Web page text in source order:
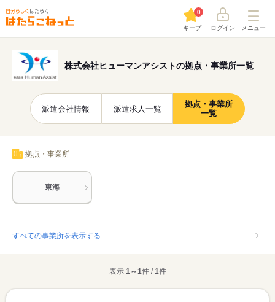
キープ
0
ログイン メニュー
株式会社ヒューマンアシストの拠点・事業所一覧
派遣会社情報 派遣求人一覧
拠点・事業所
一覧
拠点・事業所
東海
すべての事業所を表示する
表示 1～1件 /1件